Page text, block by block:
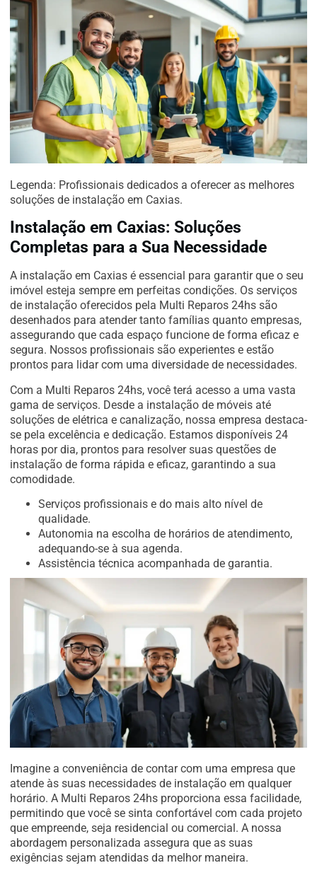
Legenda: Profissionais dedicados a oferecer as melhores
soluções de instalação em Caxias.
Instalação em Caxias: Soluções
Completas para a Sua Necessidade
A instalação em Caxias é essencial para garantir que o seu
imóvel esteja sempre em perfeitas condições. Os serviços
de instalação oferecidos pela Multi Reparos 24hs são
desenhados para atender tanto famílias quanto empresas,
assegurando que cada espaço funcione de forma eficaz e
segura. Nossos profissionais são experientes e estão
prontos para lidar com uma diversidade de necessidades.
Com a Multi Reparos 24hs, você terá acesso a uma vasta
gama de serviços. Desde a instalação de móveis até
soluções de elétrica e canalização, nossa empresa destaca-
se pela excelência e dedicação. Estamos disponíveis 24
horas por dia, prontos para resolver suas questões de
instalação de forma rápida e eficaz, garantindo a sua
comodidade.
Serviços profissionais e do mais alto nível de
qualidade.
Autonomia na escolha de horários de atendimento,
adequando-se à sua agenda.
Assistência técnica acompanhada de garantia.
Imagine a conveniência de contar com uma empresa que
atende às suas necessidades de instalação em qualquer
horário. A Multi Reparos 24hs proporciona essa facilidade,
permitindo que você se sinta confortável com cada projeto
que empreende, seja residencial ou comercial. A nossa
abordagem personalizada assegura que as suas
exigências sejam atendidas da melhor maneira.